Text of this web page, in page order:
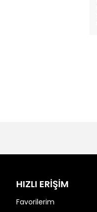
HIZLI ERİŞİM
Favorilerim